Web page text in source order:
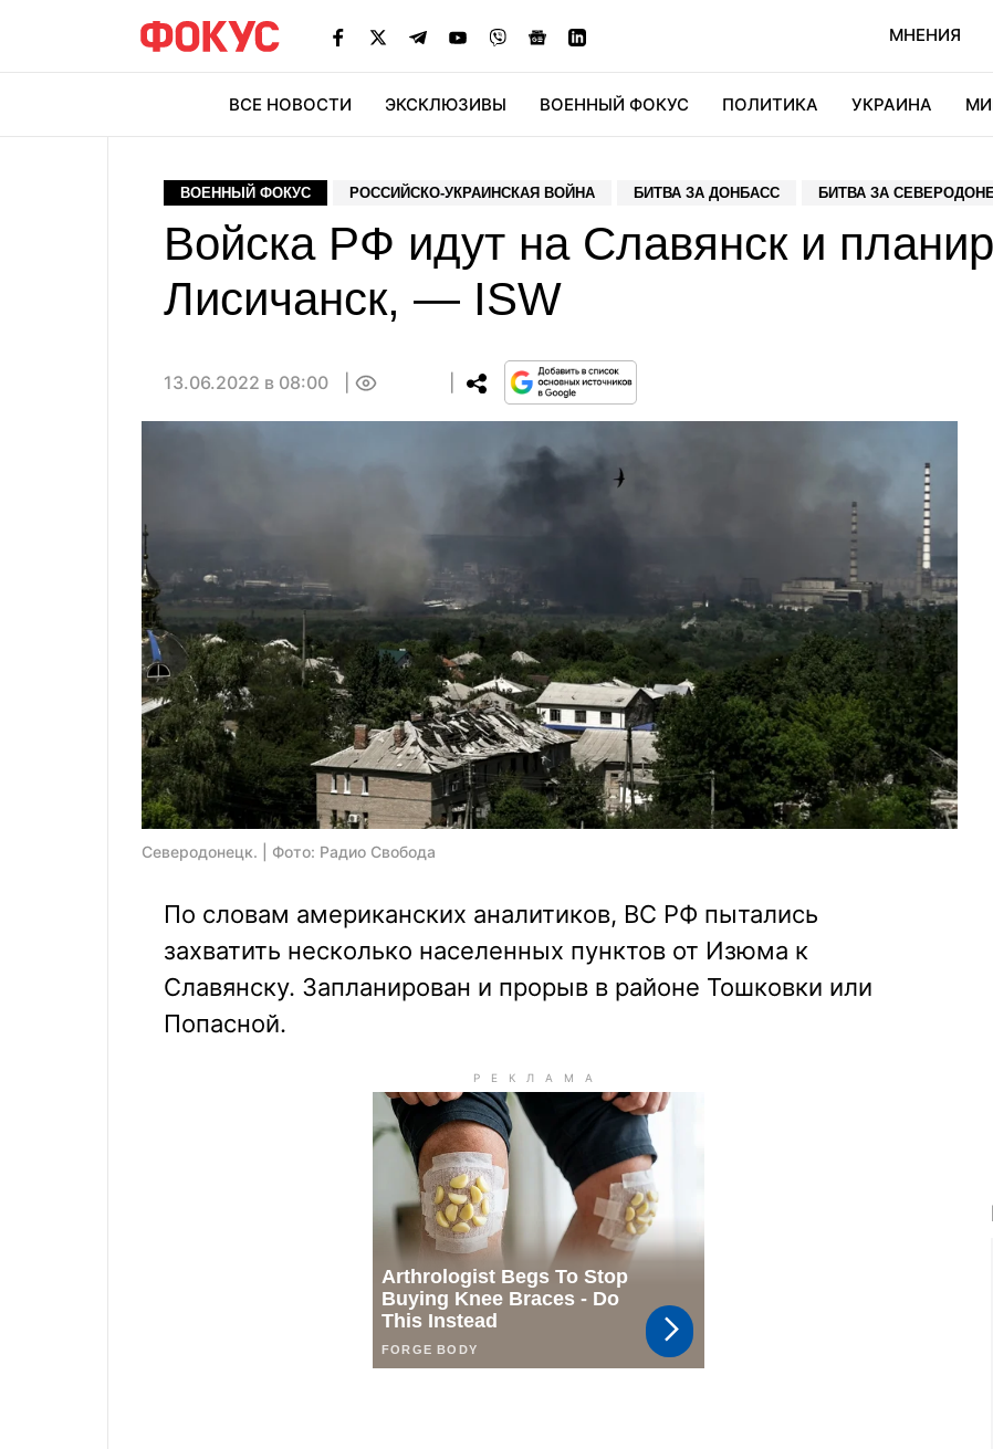
МНЕНИЯ
ВСЕ НОВОСТИ ЭКСКЛЮЗИВЫ ВОЕННЫЙ ФОКУС ПОЛИТИКА УКРАИНА
ВОЕННЫЙ ФОКУС РОССИЙСКО-УКРАИНСКАЯ ВОЙНА БИТВА ЗА ДОНБАСС БИТВА ЗА
Войска РФ идут на Славянск и
Лисичанск, — ISW
13.06.2022 в 08:00
Северодонецк. | Фото: Радио Свобода
По словам американских аналитиков, ВС РФ пытались
захватить несколько населенных пунктов от Изюма к
Славянску. Запланирован и прорыв в районе Тошковки или
Попасной.